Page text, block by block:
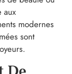
aux
modernes
sont